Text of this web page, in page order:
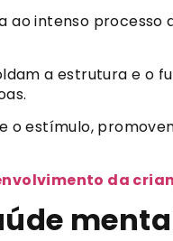
intenso
a estrutura e o
o estímulo,
da